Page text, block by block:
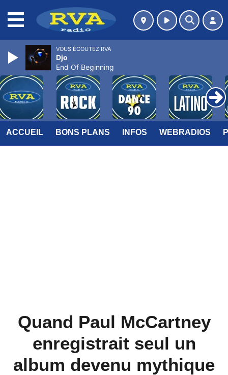
ACCUEIL BONS PLANS INFOS WEBRADIOS
Quand Paul McCartney
enregistrait seul un
album devenu mythique
VOUS ÉCOUTEZ RVA
Djo
End Of Beginning